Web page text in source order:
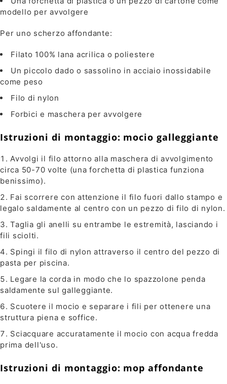
modello per avvolgere
Per uno scherzo affondante:
Filato 100% lana acrilica o poliestere
Un piccolo dado o sassolino in acciaio inossidabile
come peso
Filo di nylon
Forbici e maschera per avvolgere
Istruzioni di montaggio: mocio galleggiante
Avvolgi il filo attorno alla maschera di avvolgimento
circa 50-70 volte (una forchetta di plastica funziona
benissimo).
Fai scorrere con attenzione il filo fuori dallo stampo e
legalo saldamente al centro con un pezzo di filo di nylon.
Taglia gli anelli su entrambe le estremità, lasciando i
fili sciolti.
Spingi il filo di nylon attraverso il centro del pezzo di
pasta per piscina.
Legare la corda in modo che lo spazzolone penda
saldamente sul galleggiante.
Scuotere il mocio e separare i fili per ottenere una
struttura piena e soffice.
Sciacquare accuratamente il mocio con acqua fredda
prima dell'uso.
Istruzioni di montaggio: mop affondante